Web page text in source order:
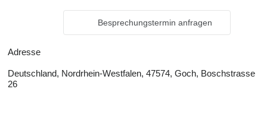
Besprechungstermin anfragen
Adresse
Deutschland, Nordrhein-Westfalen, 47574, Goch, Boschstrasse
26